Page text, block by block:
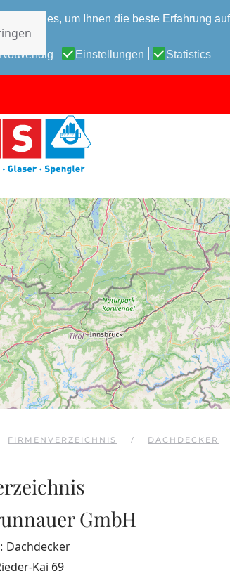
Cookies, um Ihnen die beste Erfahrung
Einstellungen Statistics
FIRMENVERZEICHNIS DACHDECKER
GmbH
Dachdecker
Kai 69